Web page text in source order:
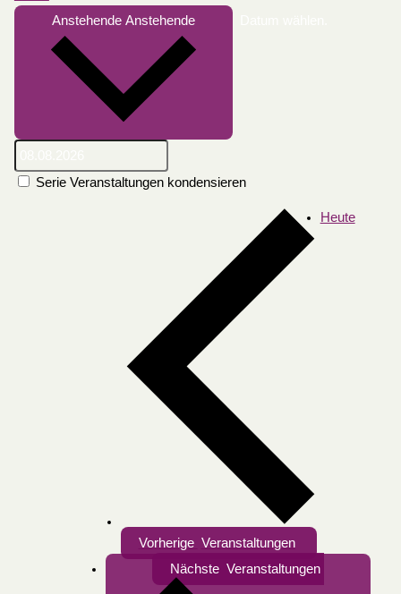
Anstehende Anstehende
Serie Veranstaltungen kondensieren
Vorherige Veranstaltungen
Heute
Nächste Veranstaltungen